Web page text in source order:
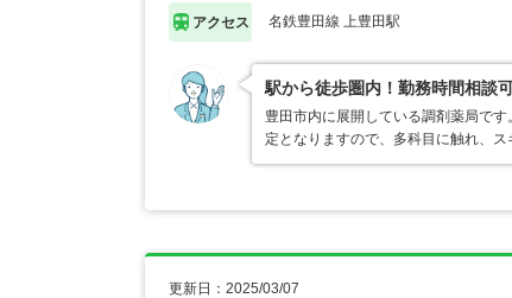
アクセス 名鉄豊田線 上豊田駅
駅から徒歩圏内！勤務時間相談
豊田市内に展開している調剤薬局で
定となりますので、多科目に触れ、
更新日：2025/03/07